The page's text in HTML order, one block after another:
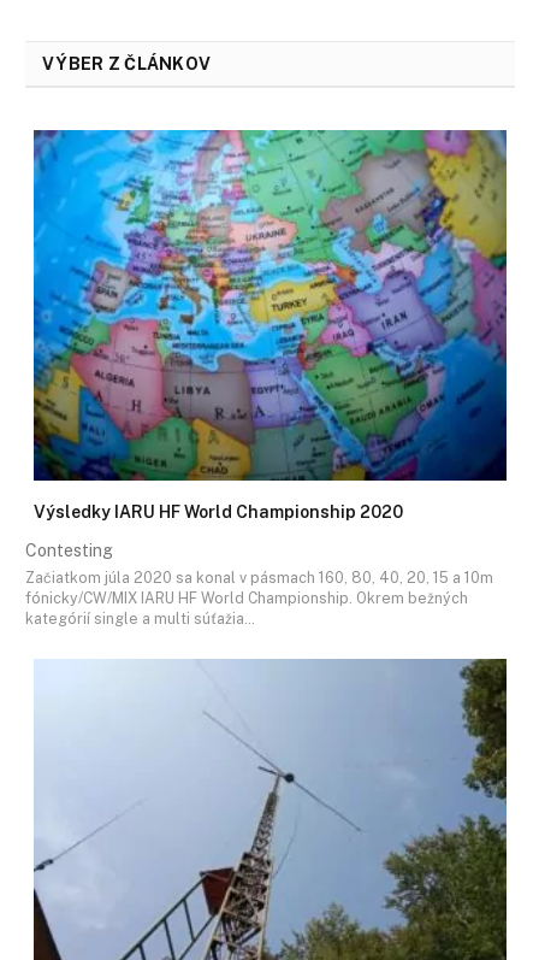
VÝBER Z ČLÁNKOV
Výsledky IARU HF World Championship 2020
Contesting
Začiatkom júla 2020 sa konal v pásmach 160, 80, 40, 20, 15 a 10m
fónicky/CW/MIX IARU HF World Championship. Okrem bežných
kategórií single a multi súťažia…